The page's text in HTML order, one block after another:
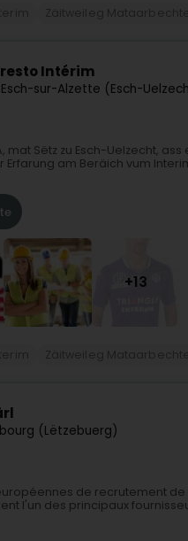
Intérim
Esch-sur-Alzette (Esch-
mat Sëtz zu Esch-Uelzecht,
am Beräich vum Interim
+13
(Lëtzebuerg)
de recrutement
l'un des principaux